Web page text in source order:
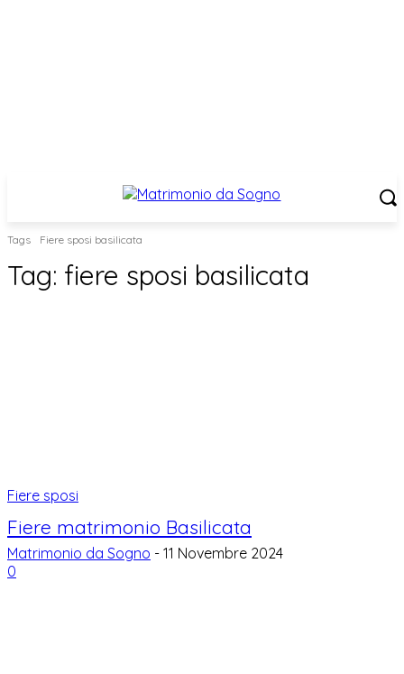
Tags Fiere sposi basilicata
Tag: fiere sposi basilicata
Fiere sposi
Fiere matrimonio Basilicata
Matrimonio da Sogno - 11 Novembre 2024
0